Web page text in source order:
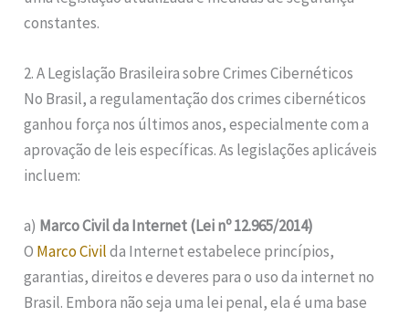
constantes.
2. A Legislação Brasileira sobre Crimes Cibernéticos
No Brasil, a regulamentação dos crimes cibernéticos
ganhou força nos últimos anos, especialmente com a
aprovação de leis específicas. As legislações aplicáveis
incluem:
a) Marco Civil da Internet (Lei nº 12.965/2014)
O Marco Civilda Internet estabelece princípios,
garantias, direitos e deveres para o uso da internet no
Brasil. Embora não seja uma lei penal, ela é uma base